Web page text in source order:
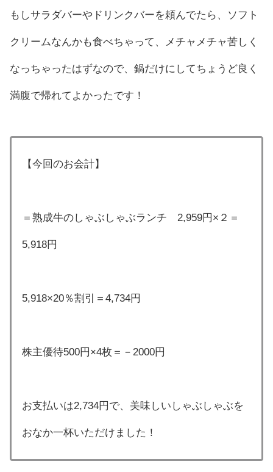
もしサラダバーやドリンクバーを頼んでたら、ソフト
クリームなんかも食べちゃって、メチャメチャ苦しく
なっちゃったはずなので、鍋だけにしてちょうど良く
満腹で帰れてよかったです！
【今回のお会計】
＝熟成牛のしゃぶしゃぶランチ 2,959円×２＝
5,918円
5,918×20％割引＝4,734円
株主優待500円×4枚＝－2000円
お支払いは2,734円で、美味しいしゃぶしゃぶを
おなか一杯いただけました！